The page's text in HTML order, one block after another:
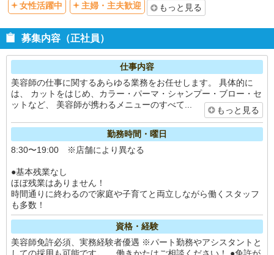
女性活躍中
主婦・主夫歓迎 もっと見る
募集内容（正社員）
仕事内容
美容師の仕事に関するあらゆる業務をお任せします。 具体的に
は、 カットをはじめ、カラー・パーマ・シャンプー・ブロー・セ
ットなど、 美容師が携わるメニューのすべて...
もっと見る
勤務時間・曜日
8:30〜19:00 ※店舗により異なる
●基本残業なし
ほぼ残業はありません！
時間通りに終わるので家庭や子育てと両立しながら働くスタッフ
も多数！
資格・経験
美容師免許必須、実務経験者優遇 ※パート勤務やアシスタントと